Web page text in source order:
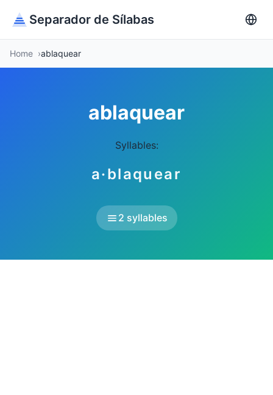
Separador de Sílabas
Home ablaquear
ablaquear
Syllables:
a·blaquear
2 syllables